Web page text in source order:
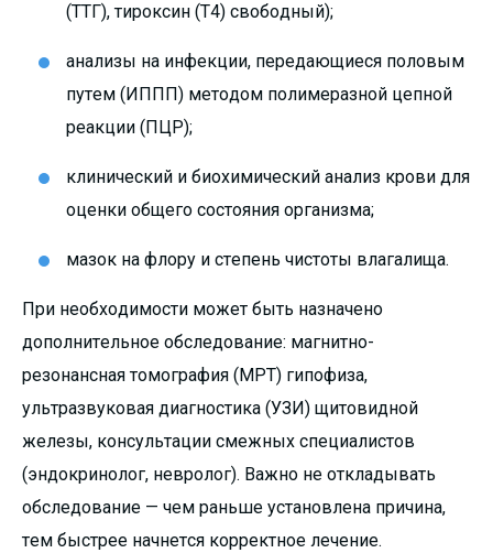
(ТТГ), тироксин (Т4) свободный);
анализы на инфекции, передающиеся половым
путем (ИППП) методом полимеразной цепной
реакции (ПЦР);
клинический и биохимический анализ крови для
оценки общего состояния организма;
мазок на флору и степень чистоты влагалища.
При необходимости может быть назначено
дополнительное обследование: магнитно-
резонансная томография (МРТ) гипофиза,
ультразвуковая диагностика (УЗИ) щитовидной
железы, консультации смежных специалистов
(эндокринолог, невролог). Важно не откладывать
обследование — чем раньше установлена причина,
тем быстрее начнется корректное лечение.